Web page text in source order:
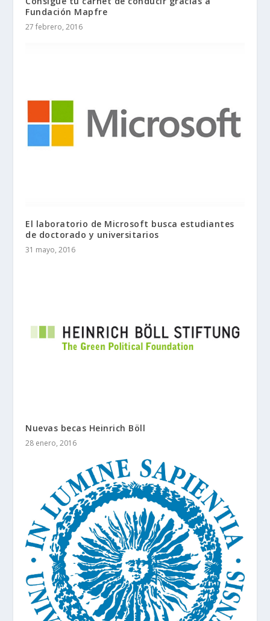
Fundación Mapfre
27 febrero, 2016
El laboratorio de Microsoft busca estudiantes
de doctorado y universitarios
31 mayo, 2016
Nuevas becas Heinrich Böll
28 enero, 2016